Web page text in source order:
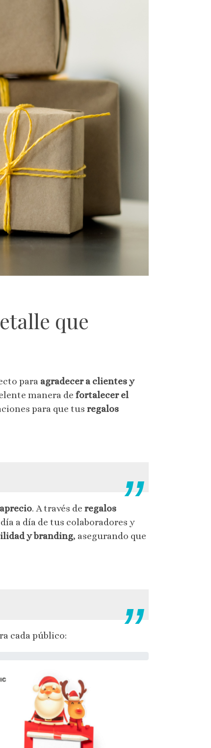
que
para agradecer a clientes y
manera de fortalecer el
para que tusregalos
. A través deregalos
a día de tus colaboradores y
y branding, asegurando que
cada público: